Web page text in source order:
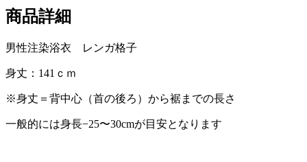
商品詳細
男性注染浴衣 レンガ格子
身丈：141ｃｍ
※身丈＝背中心（首の後ろ）から裾までの長さ
一般的には身長−25〜30cmが目安となります